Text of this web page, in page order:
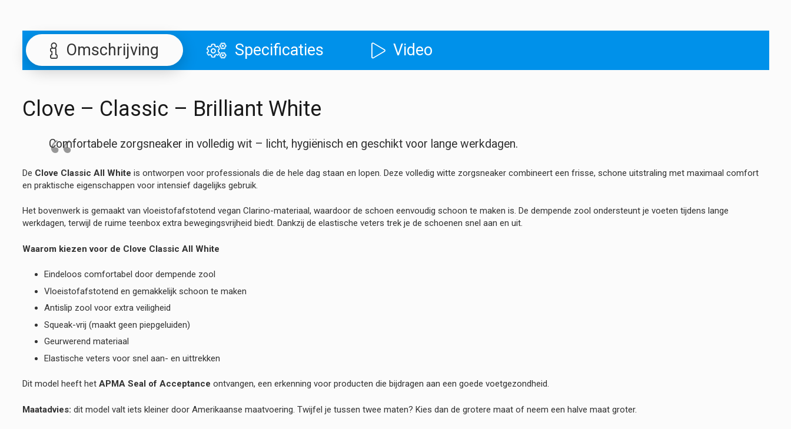
Omschrijving Specificaties Video
Clove – Classic – Brilliant White
Comfortabele zorgsneaker in volledig wit – licht, hygiënisch en geschikt voor lange werkdagen.
De Clove Classic All White is ontworpen voor professionals die de hele dag staan en lopen. Deze volledig witte zorgsneaker combineert een frisse, schone uitstraling met maximaal comfort
en praktische eigenschappen voor intensief dagelijks gebruik.
Het bovenwerk is gemaakt van vloeistofafstotend vegan Clarino-materiaal, waardoor de schoen eenvoudig schoon te maken is. De dempende zool ondersteunt je voeten tijdens lange
werkdagen, terwijl de ruime teenbox extra bewegingsvrijheid biedt. Dankzij de elastische veters trek je de schoenen snel aan en uit.
Waarom kiezen voor de Clove Classic All White
Eindeloos comfortabel door dempende zool
Vloeistofafstotend en gemakkelijk schoon te maken
Antislip zool voor extra veiligheid
Squeak-vrij (maakt geen piepgeluiden)
Geurwerend materiaal
Elastische veters voor snel aan- en uittrekken
Dit model heeft het APMA Seal of Acceptance ontvangen, een erkenning voor producten die bijdragen aan een goede voetgezondheid.
Maatadvies: dit model valt iets kleiner door Amerikaanse maatvoering. Twijfel je tussen twee maten? Kies dan de grotere maat of neem een halve maat groter.